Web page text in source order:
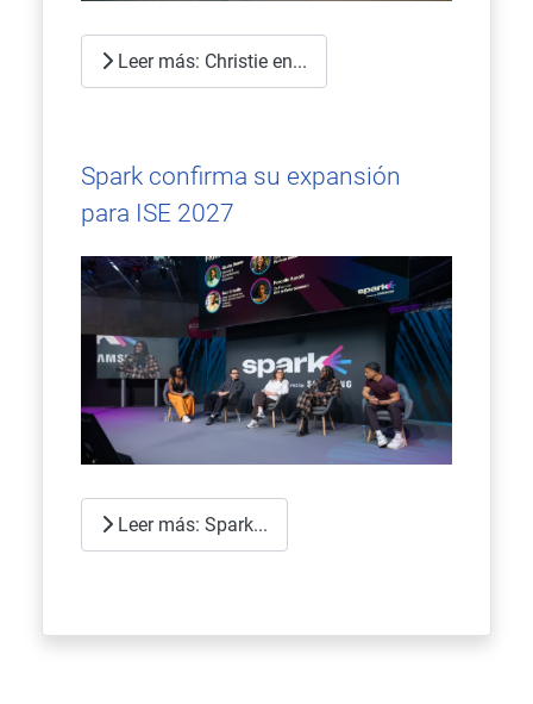
Leer más: Christie en...
Spark confirma su expansión
para ISE 2027
Leer más: Spark...